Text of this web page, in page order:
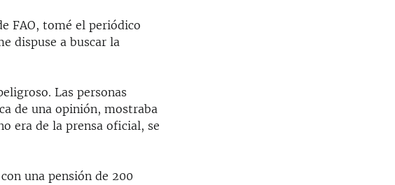
FAO, tomé el periódico
dispuse a buscar la
Las personas
de una opinión, mostraba
era de la prensa oficial, se
una pensión de 200